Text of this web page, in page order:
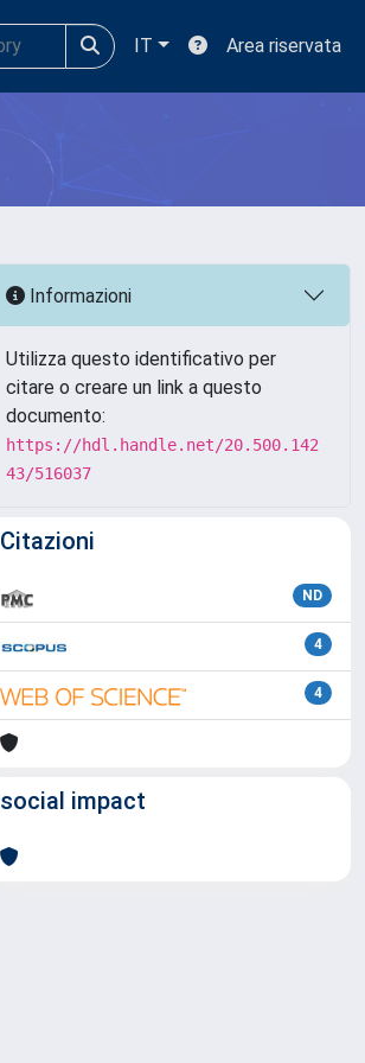
IT Area riservata
Informazioni
Utilizza questo identificativo per
citare o creare un link a questo
documento:
https://hdl.handle.net/20.500.142
43/516037
Citazioni
ND
4
4
social impact